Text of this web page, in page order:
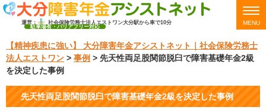
運営： 社会保険労務士法人エストワン大分駅から車で10分
駐車場有・バリアフリー対応
MENU
【精神疾患に強い】 大分障害年金アシストネット｜社会保険労務士
法人エストワン > 事例 > 先天性両足股関節脱臼で障害基礎年金2級
を決定した事例
先天性両足股関節脱臼で障害基礎年金2級を決定した事例